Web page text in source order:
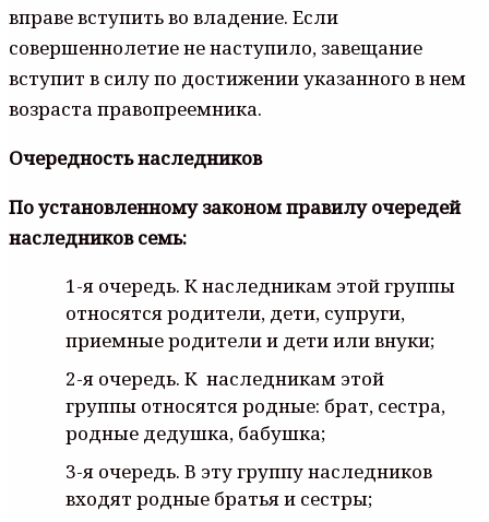
вправе вступить во владение. Если
совершеннолетие не наступило, завещание
вступит в силу по достижении указанного в нем
возраста правопреемника.
Очередность наследников
По установленному законом правилу очередей
наследников семь:
1-я очередь. К наследникам этой группы
относятся родители, дети, супруги,
приемные родители и дети или внуки;
2-я очередь. К наследникам этой
группы относятся родные: брат, сестра,
родные дедушка, бабушка;
3-я очередь. В эту группу наследников
входят родные братья и сестры;